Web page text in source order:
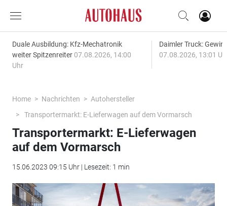
Duale Ausbildung: Kfz-Mechatronik
weiter Spitzenreiter 07.08.2026, 14:00
Uhr
Daimler Truck:
07.08.2026, 13:01
Home Nachrichten
Autohersteller
Transportermarkt: E-Lieferwagen auf dem Vormarsch
Transportermarkt: E-Lieferwagen
auf dem Vormarsch
15.06.2023 09:15 Uhr | Lesezeit: 1 min